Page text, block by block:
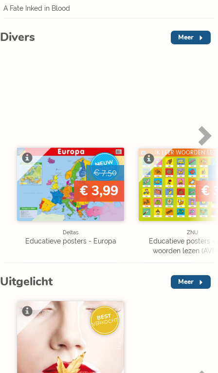
A Fate Inked in Blood
Divers Meer
NIEUW
BINNEN
€ 7,50
€ 3,99
Deltas
Educatieve posters - Europa
€
ZNU
Educatieve posters -
woorden lezen (AVI
Uitgelicht Meer
BEST
VERKOCHT